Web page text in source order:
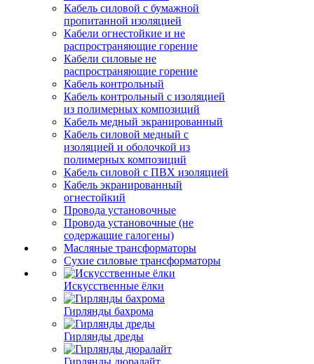
Кабель силовой с бумажной
пропитанной изоляцией
Кабели огнестойкие и не
распространяющие горение
Кабели силовые не
распространяющие горение
Кабель контрольный
Кабель контрольный с изоляцией
из полимерных композиций
Кабель медный экранированный
Кабель силовой медный с
изоляцией и оболочкой из
полимерных композиций
Кабель силовой с ПВХ изоляцией
Кабель экранированный
огнестойкий
Провода установочные
Провода установочные (не
содержащие галогены)
Масляные трансформаторы
Сухие силовые трансформаторы
Искусственные ёлки
Гирлянды бахрома
Гирлянды дреды
Гирлянды дюралайт